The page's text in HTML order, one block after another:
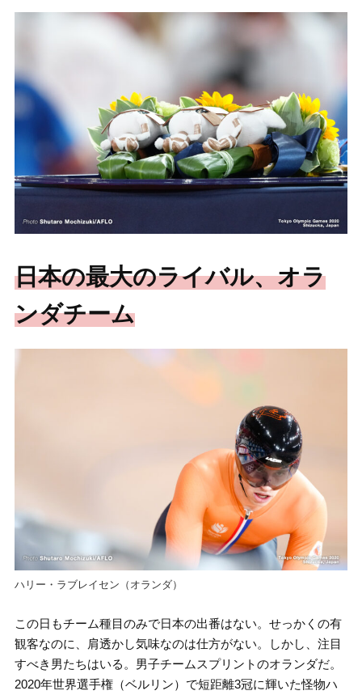
日本の最大のライバル、オラ
ンダチーム
ハリー・ラブレイセン（オランダ）
この日もチーム種目のみで日本の出番はない。せっかくの有
観客なのに、肩透かし気味なのは仕方がない。しかし、注目
すべき男たちはいる。男子チームスプリントのオランダだ。
2020年世界選手権（ベルリン）で短距離3冠に輝いた怪物ハ